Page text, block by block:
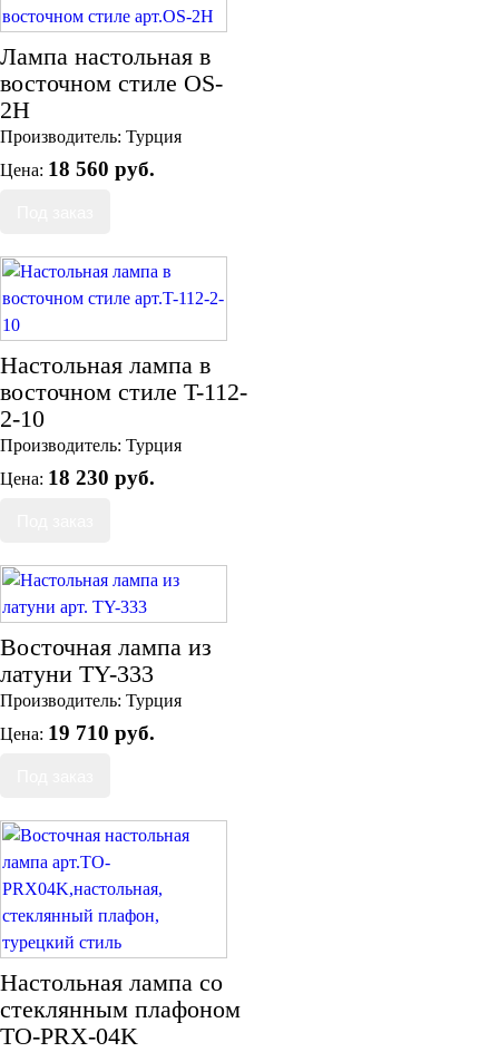
Лампа настольная в
восточном стиле ОS-
2H
Производитель: Турция
Цена: 18 560 руб.
Настольная лампа в
восточном стиле T-112-
2-10
Производитель: Турция
Цена: 18 230 руб.
Восточная лампа из
латуни TY-333
Производитель: Турция
Цена: 19 710 руб.
Настольная лампа со
стеклянным плафоном
TO-PRX-04K